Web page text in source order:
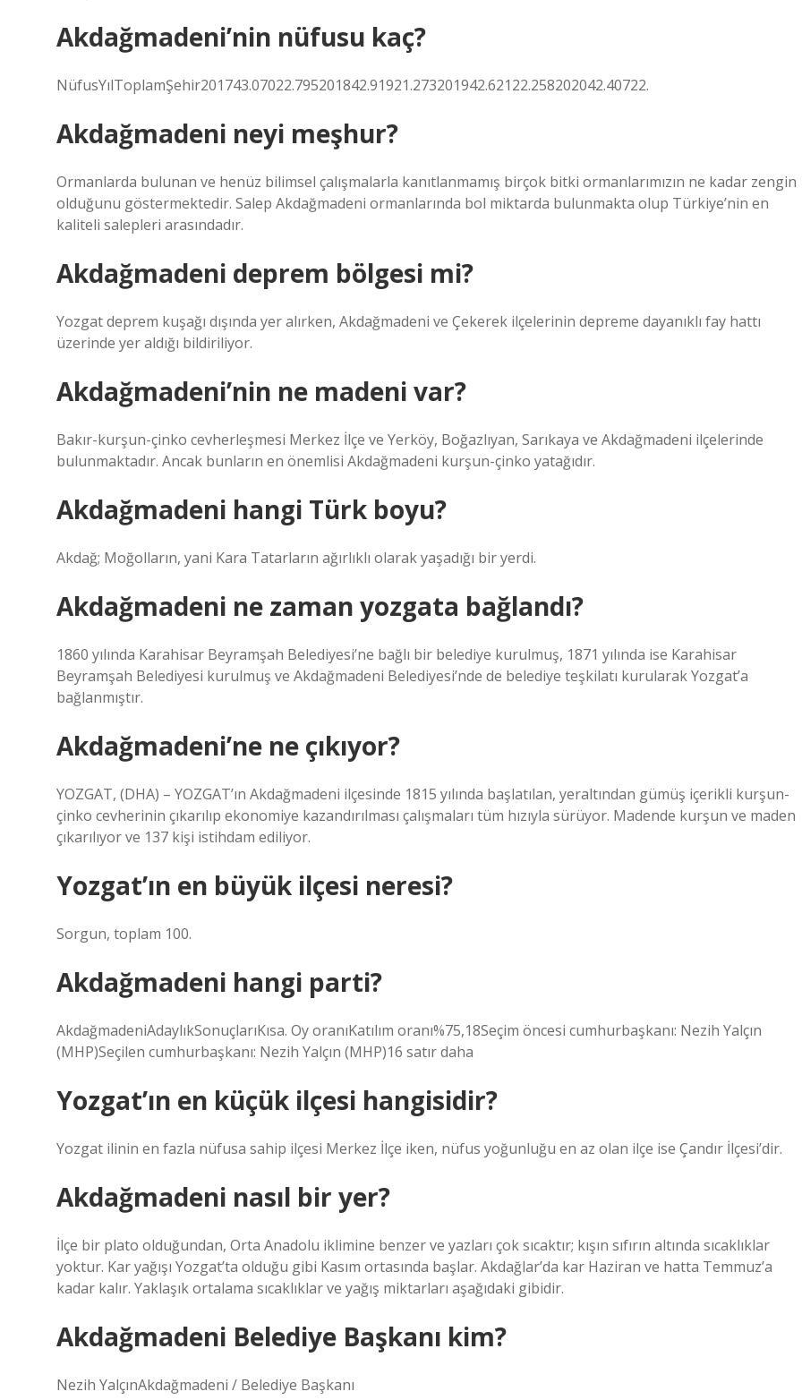
Akdağmadeni’nin nüfusu kaç?
NüfusYılToplamŞehir201743.07022.795201842.91921.273201942.62122.258202042.40722.
Akdağmadeni neyi meşhur?
Ormanlarda bulunan ve henüz bilimsel çalışmalarla kanıtlanmamış birçok bitki ormanlarımızın ne kadar zengin
olduğunu göstermektedir. Salep Akdağmadeni ormanlarında bol miktarda bulunmakta olup Türkiye’nin en
kaliteli salepleri arasındadır.
Akdağmadeni deprem bölgesi mi?
Yozgat deprem kuşağı dışında yer alırken, Akdağmadeni ve Çekerek ilçelerinin depreme dayanıklı fay hattı
üzerinde yer aldığı bildiriliyor.
Akdağmadeni’nin ne madeni var?
Bakır-kurşun-çinko cevherleşmesi Merkez İlçe ve Yerköy, Boğazlıyan, Sarıkaya ve Akdağmadeni ilçelerinde
bulunmaktadır. Ancak bunların en önemlisi Akdağmadeni kurşun-çinko yatağıdır.
Akdağmadeni hangi Türk boyu?
Akdağ; Moğolların, yani Kara Tatarların ağırlıklı olarak yaşadığı bir yerdi.
Akdağmadeni ne zaman yozgata bağlandı?
1860 yılında Karahisar Beyramşah Belediyesi’ne bağlı bir belediye kurulmuş, 1871 yılında ise Karahisar
Beyramşah Belediyesi kurulmuş ve Akdağmadeni Belediyesi’nde de belediye teşkilatı kurularak Yozgat’a
bağlanmıştır.
Akdağmadeni’ne ne çıkıyor?
YOZGAT, (DHA) – YOZGAT’ın Akdağmadeni ilçesinde 1815 yılında başlatılan, yeraltından gümüş içerikli kurşun-
çinko cevherinin çıkarılıp ekonomiye kazandırılması çalışmaları tüm hızıyla sürüyor. Madende kurşun ve maden
çıkarılıyor ve 137 kişi istihdam ediliyor.
Yozgat’ın en büyük ilçesi neresi?
Sorgun, toplam 100.
Akdağmadeni hangi parti?
AkdağmadeniAdaylıkSonuçlarıKısa. Oy oranıKatılım oranı%75,18Seçim öncesi cumhurbaşkanı: Nezih Yalçın
(MHP)Seçilen cumhurbaşkanı: Nezih Yalçın (MHP)16 satır daha
Yozgat’ın en küçük ilçesi hangisidir?
Yozgat ilinin en fazla nüfusa sahip ilçesi Merkez İlçe iken, nüfus yoğunluğu en az olan ilçe ise Çandır İlçesi’dir.
Akdağmadeni nasıl bir yer?
İlçe bir plato olduğundan, Orta Anadolu iklimine benzer ve yazları çok sıcaktır; kışın sıfırın altında sıcaklıklar
yoktur. Kar yağışı Yozgat’ta olduğu gibi Kasım ortasında başlar. Akdağlar’da kar Haziran ve hatta Temmuz’a
kadar kalır. Yaklaşık ortalama sıcaklıklar ve yağış miktarları aşağıdaki gibidir.
Akdağmadeni Belediye Başkanı kim?
Nezih YalçınAkdağmadeni / Belediye Başkanı